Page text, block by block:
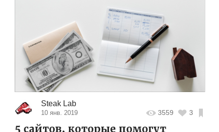
Steak Lab
10 янв. 2019 3559 3
5 сайтов, которые помогут